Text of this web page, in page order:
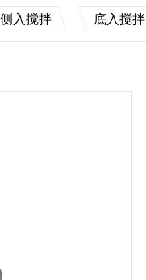
侧入搅拌 底入搅拌